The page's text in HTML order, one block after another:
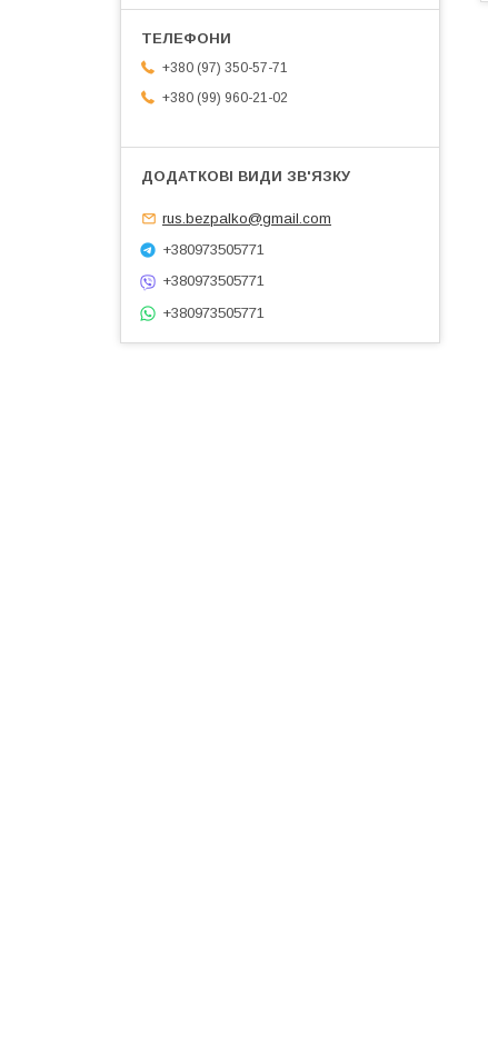
+380 (97) 350-57-71
+380 (99) 960-21-02
rus.bezpalko@gmail.com
+380973505771
+380973505771
+380973505771